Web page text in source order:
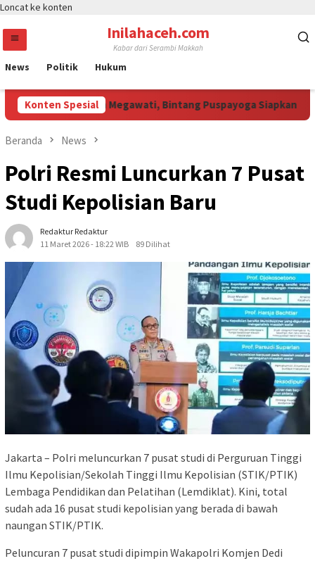
Loncat ke konten
Inilahaceh.com
Kabar dari Serambi Makkah
News Politik Hukum
Konten Spesial
Curi Perhatian Megawati, Bintang Puspayoga Siapkan
Beranda News
Polri Resmi Luncurkan 7 Pusat
Studi Kepolisian Baru
Redaktur Redaktur
11 Maret 2026 - 18:22 WIB
89 Dilihat
Jakarta – Polri meluncurkan 7 pusat studi di Perguruan Tinggi
Ilmu Kepolisian/Sekolah Tinggi Ilmu Kepolisian (STIK/PTIK)
Lembaga Pendidikan dan Pelatihan (Lemdiklat). Kini, total
sudah ada 16 pusat studi kepolisian yang berada di bawah
naungan STIK/PTIK.
Peluncuran 7 pusat studi dipimpin Wakapolri Komjen Dedi